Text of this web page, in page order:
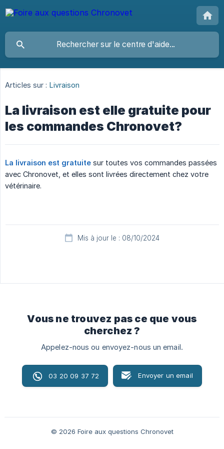
Articles sur : Livraison
La livraison est elle gratuite pour
les commandes Chronovet?
La livraison est gratuite sur toutes vos commandes passées
avec Chronovet, et elles sont livrées directement chez votre
vétérinaire.
Mis à jour le : 08/10/2024
Vous ne trouvez pas ce que vous
cherchez ?
Appelez-nous ou envoyez-nous un email.
03 20 09 37 72 Envoyer un email
© 2026 Foire aux questions Chronovet